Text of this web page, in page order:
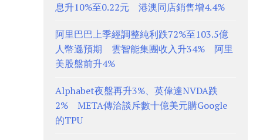
息升10%至0.22元 港澳同店銷售增4.4%
阿里巴巴上季經調整純利跌72%至103.5億
人幣遜預期 雲智能集團收入升34% 阿里
美股盤前升4%
Alphabet夜盤再升3%、英偉達NVDA跌
2% META傳洽談斥數十億美元購Google
的TPU